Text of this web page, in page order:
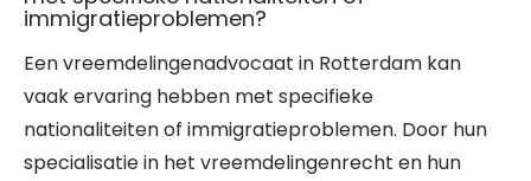
immigratieproblemen?
Een vreemdelingenadvocaat in Rotterdam kan
vaak ervaring hebben met specifieke
nationaliteiten of immigratieproblemen. Door hun
specialisatie in het vreemdelingenrecht en hun